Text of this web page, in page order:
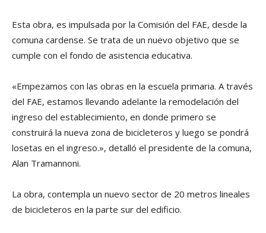
Esta obra, es impulsada por la Comisión del FAE, desde la
comuna cardense. Se trata de un nuevo objetivo que se
cumple con el fondo de asistencia educativa.
«Empezamos con las obras en la escuela primaria. A través
del FAE, estamos llevando adelante la remodelación del
ingreso del establecimiento, en donde primero se
construirá la nueva zona de bicicleteros y luego se pondrá
losetas en el ingreso.», detalló el presidente de la comuna,
Alan Tramannoni.
La obra, contempla un nuevo sector de 20 metros lineales
de bicicleteros en la parte sur del edificio.